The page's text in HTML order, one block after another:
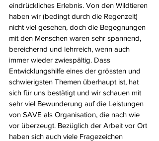
eindrückliches Erlebnis. Von den Wildtieren
haben wir (bedingt durch die Regenzeit)
nicht viel gesehen, doch die Begegnungen
mit den Menschen waren sehr spannend,
bereichernd und lehrreich, wenn auch
immer wieder zwiespältig. Dass
Entwicklungshilfe eines der grössten und
schwierigsten Themen überhaupt ist, hat
sich für uns bestätigt und wir schauen mit
sehr viel Bewunderung auf die Leistungen
von SAVE als Organisation, die nach wie
vor überzeugt. Bezüglich der Arbeit vor Ort
haben sich auch viele Fragezeichen